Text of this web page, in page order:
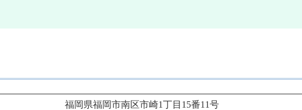
福岡県福岡市南区市崎1丁目15番11号